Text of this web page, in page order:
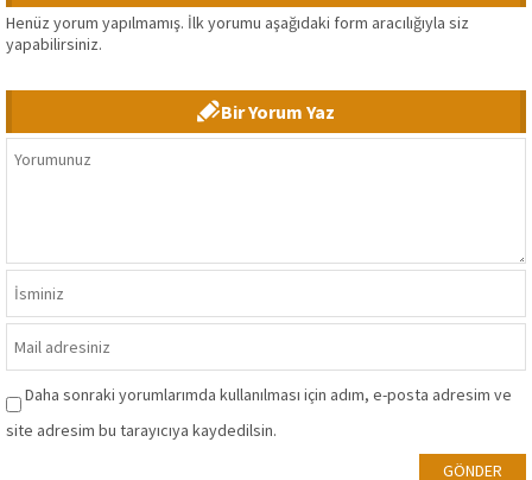
Henüz yorum yapılmamış. İlk yorumu aşağıdaki form aracılığıyla siz
yapabilirsiniz.
Bir Yorum Yaz
Daha sonraki yorumlarımda kullanılması için adım, e-posta adresim ve
site adresim bu tarayıcıya kaydedilsin.